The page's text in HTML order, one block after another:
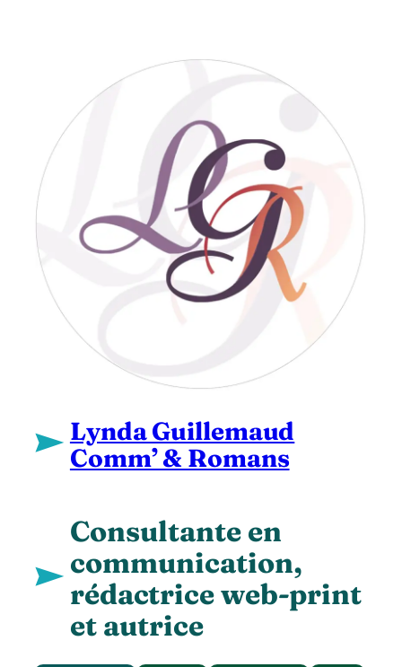
Lynda Guillemaud
Comm’ & Romans
Consultante en
communication,
rédactrice web-print
et autrice